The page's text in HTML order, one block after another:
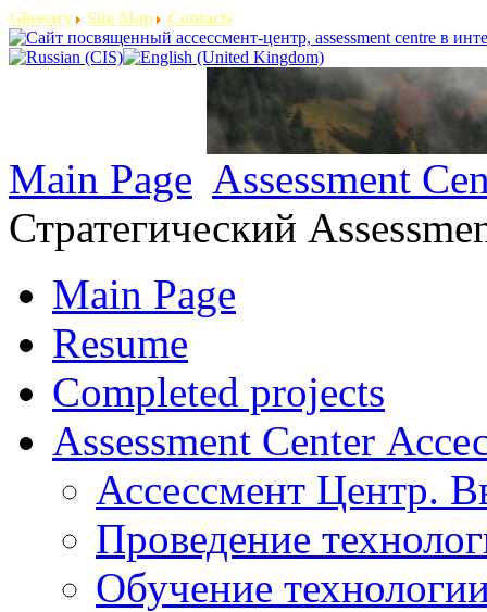
Glossary Site Map Contacts
Main Page Assessment
Стратегический
Main Page
Resume
Completed projects
Assessment Center
Ассессмент Центр.
Проведение
Обучение